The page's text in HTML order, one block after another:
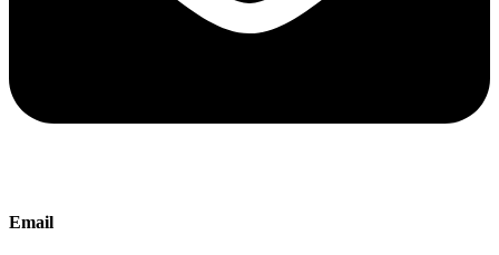
Email